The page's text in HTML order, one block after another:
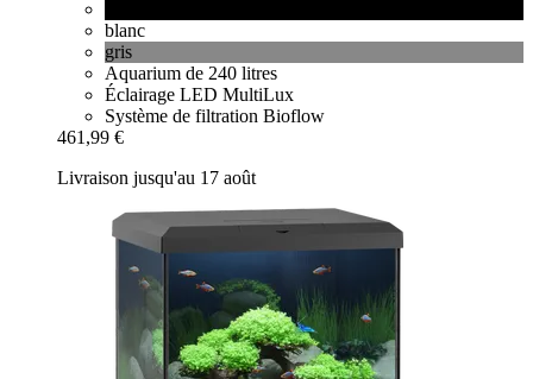
blanc
gris
Aquarium de 240 litres
Éclairage LED MultiLux
Système de filtration Bioflow
461,99 €
Livraison jusqu'au 17 août